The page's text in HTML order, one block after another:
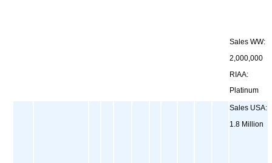
Sales WW:
2,000,000
RIAA:
Platinum
Sales USA:
1.8 Million